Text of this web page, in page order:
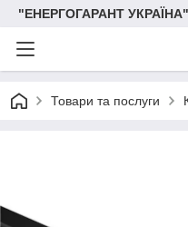
"ЕНЕРГОГАРАНТ УКРАЇНА"
Товари та послуги